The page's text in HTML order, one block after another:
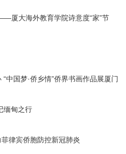
厦大海外教育学院诗意度“家”节
中国梦·侨乡情”侨界书画作品展厦门
甸之行
律宾侨胞防控新冠肺炎